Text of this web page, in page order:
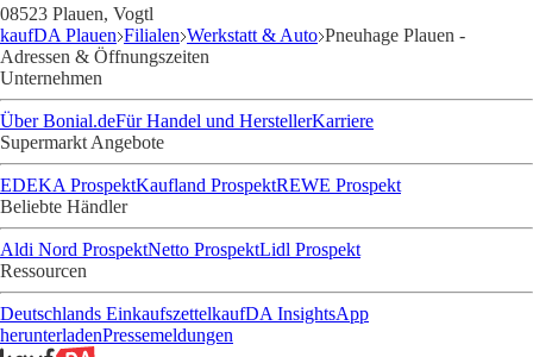
08523 Plauen, Vogtl
kaufDA Plauen Filialen Werkstatt & Auto Pneuhage Plauen -
Adressen & Öffnungszeiten
Unternehmen
Über Bonial.deFür Handel und HerstellerKarriere
Supermarkt Angebote
EDEKA ProspektKaufland ProspektREWE Prospekt
Beliebte Händler
Aldi Nord ProspektNetto ProspektLidl Prospekt
Ressourcen
Deutschlands EinkaufszettelkaufDA InsightsApp
herunterladenPressemeldungen